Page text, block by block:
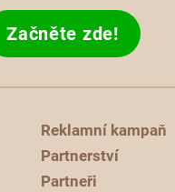
Začněte zde!
Reklamní kampaň
Partnerství
Partneři